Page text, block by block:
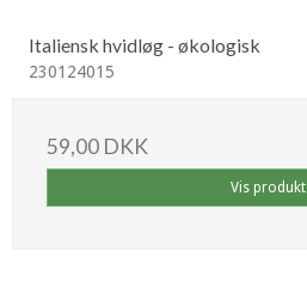
Italiensk hvidløg - økologisk
230124015
59,00 DKK
Vis produkt